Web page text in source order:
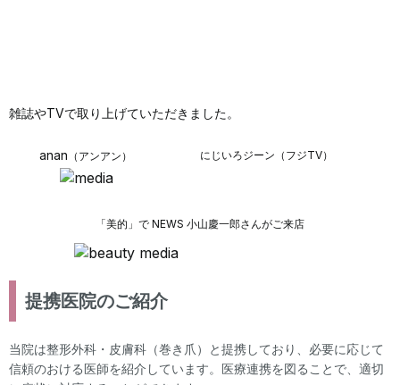
雑誌やTVで取り上げていただきました。
anan （アンアン） にじいろジーン（フジTV）
「美的」で NEWS 小山慶一郎さんがご来店
提携医院のご紹介
当院は整形外科・皮膚科（巻き爪）と提携しており、必要に応じて
信頼のおける医師を紹介しています。医療連携を図ることで、適切